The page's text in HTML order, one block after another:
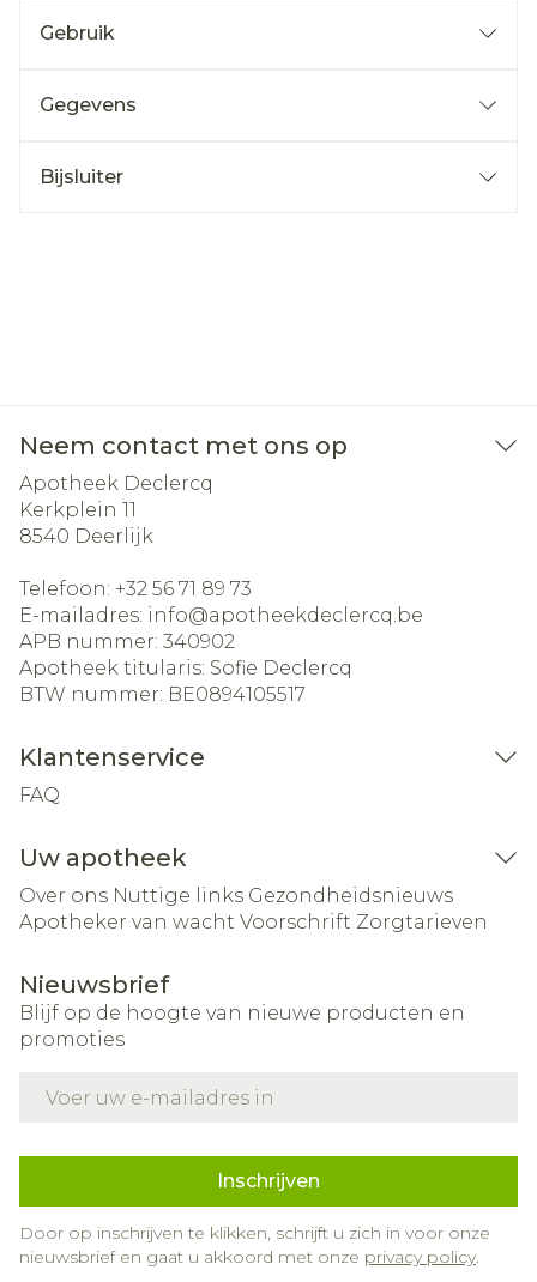
Gebruik
Gegevens
Bijsluiter
Neem contact met ons op
Apotheek Declercq
Kerkplein 11
8540 Deerlijk
Telefoon: +32 56 71 89 73
E-mailadres: info@apotheekdeclercq.be
APB nummer: 340902
Apotheek titularis: Sofie Declercq
BTW nummer: BE0894105517
Klantenservice
FAQ
Uw apotheek
Over ons Nuttige links Gezondheidsnieuws
Apotheker van wacht Voorschrift Zorgtarieven
Nieuwsbrief
Blijf op de hoogte van nieuwe producten en
promoties
Inschrijven
Door op inschrijven te klikken, schrijft u zich in voor onze
nieuwsbrief en gaat u akkoord met onze privacy policy.